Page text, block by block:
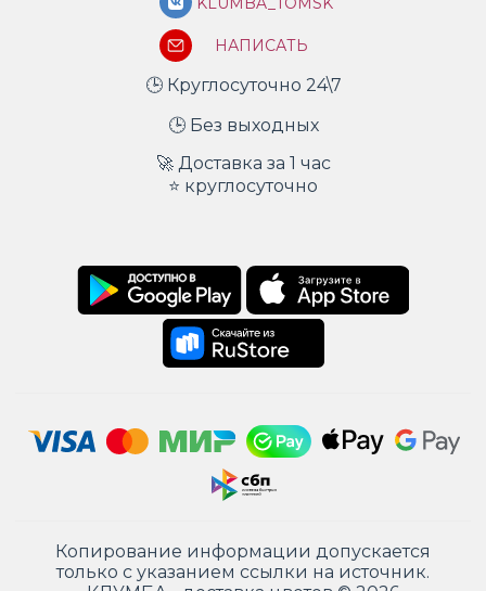
НАПИСАТЬ
🕒 Круглосуточно 24\7
🕒 Без выходных
🚀 Доставка за 1 час
⭐ круглосуточно
Копирование информации допускается
только с указанием ссылки на источник.